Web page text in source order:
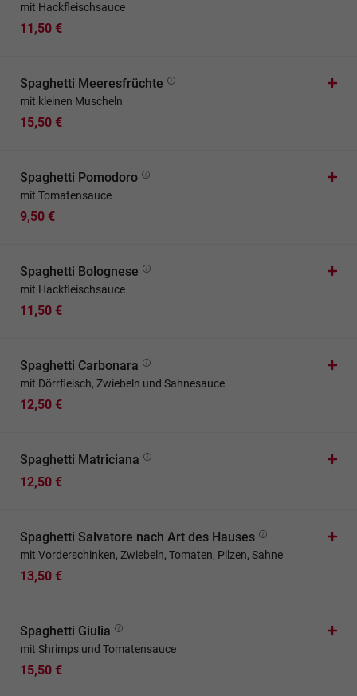
mit Hackfleischsauce
11,50 €
Spaghetti Meeresfrüchte
mit kleinen Muscheln
15,50 €
Spaghetti Pomodoro
mit Tomatensauce
9,50 €
Spaghetti Bolognese
mit Hackfleischsauce
11,50 €
Spaghetti Carbonara
mit Dörrfleisch, Zwiebeln und Sahnesauce
12,50 €
Spaghetti Matriciana
12,50 €
Spaghetti Salvatore nach Art des Hauses
mit Vorderschinken, Zwiebeln, Tomaten, Pilzen, Sahne
13,50 €
Spaghetti Giulia
mit Shrimps und Tomatensauce
15,50 €